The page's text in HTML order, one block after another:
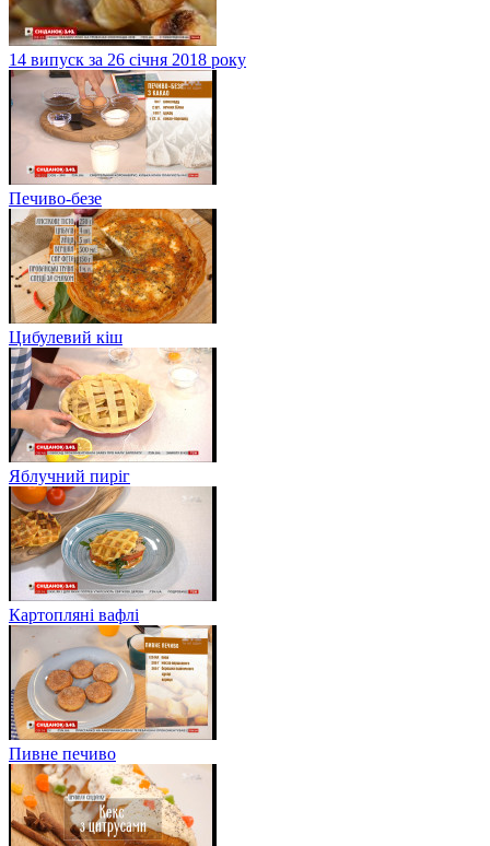
14 випуск за 26 січня 2018 року
Печиво-безе
Цибулевий кіш
Яблучний пиріг
Картопляні вафлі
Пивне печиво